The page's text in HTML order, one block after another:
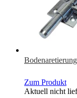
Zum Produkt
Aktuell nicht